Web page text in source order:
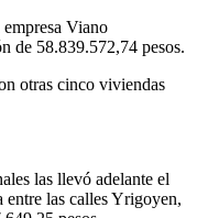
Viano
de 58.839.572,74 pesos.
otras cinco viviendas
las llevó adelante el
entre las calles Yrigoyen,